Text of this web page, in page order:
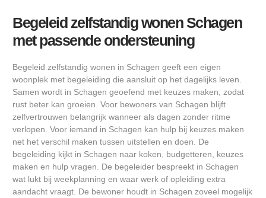
Begeleid zelfstandig wonen Schagen
met passende ondersteuning
Begeleid zelfstandig wonen in Schagen geeft een eigen
woonplek met begeleiding die aansluit op het dagelijks leven.
Samen wordt in Schagen geoefend met keuzes maken, zodat
rust beter kan groeien. Voor bewoners van Schagen blijft
zelfvertrouwen belangrijk wanneer als dagen zonder ritme
verlopen. Voor iemand in Schagen kan hulp bij keuzes maken
net het verschil maken tussen uitstellen en doen. De
begeleiding kijkt in Schagen naar koken, budgetteren, keuzes
maken en hulp vragen. De begeleider bespreekt in Schagen
wat lukt bij weekplanning en waar werk of opleiding extra
aandacht vraagt. De bewoner houdt in Schagen zoveel mogelijk